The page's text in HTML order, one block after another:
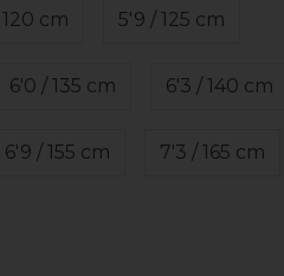
120 cm 5'9 / 125 cm
6'0 / 135 cm 6'3 / 140 cm
6'9 / 155 cm 7'3 / 165 cm